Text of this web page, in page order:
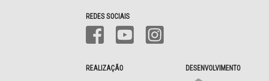
REDES SOCIAIS
REALIZAÇÃO DESENVOLVIMENTO